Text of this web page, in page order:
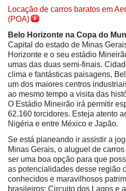
Locação de carros baratos em
(POA)
Belo Horizonte na Copa do
Capital do estado de Minas
Horizonte e o seu estádio
umas das duas semi-finais.
clima e fantásticas paisagens,
um dos maiores centros
ao mesmo tempo a visita das
O Estádio Mineirão irá permitir
62.160 torcidores. Esteja atento
Nigéria e entre México e Japão.
Se está planeando ir assistir a
Minas Gerais, o aluguel de
ser uma boa opção para que
as potencialidades desse região
conhecidos e maravilhosos
brasileiros: Circuito dos Lagos e